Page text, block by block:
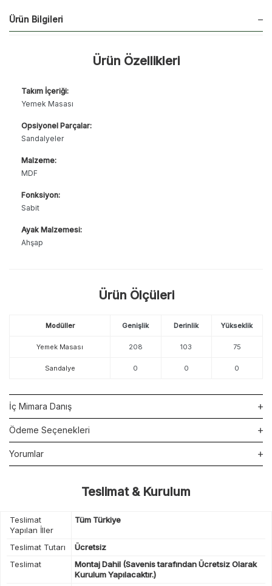
Ürün Bilgileri
Ürün Özellikleri
Takım İçeriği:
Yemek Masası
Opsiyonel Parçalar:
Sandalyeler
Malzeme:
MDF
Fonksiyon:
Sabit
Ayak Malzemesi:
Ahşap
Ürün Ölçüleri
Modüller Genişlik Derinlik Yükseklik
Yemek Masası 208 103 75
Sandalye 0 0 0
İç Mimara Danış
Ödeme Seçenekleri
Yorumlar
Teslimat & Kurulum
Teslimat
Yapılan İller
Tüm Türkiye
Teslimat Tutarı
Ücretsiz
Teslimat
Montaj Dahil (Savenis tarafından Ücretsiz Olarak
Kurulum Yapılacaktır.)